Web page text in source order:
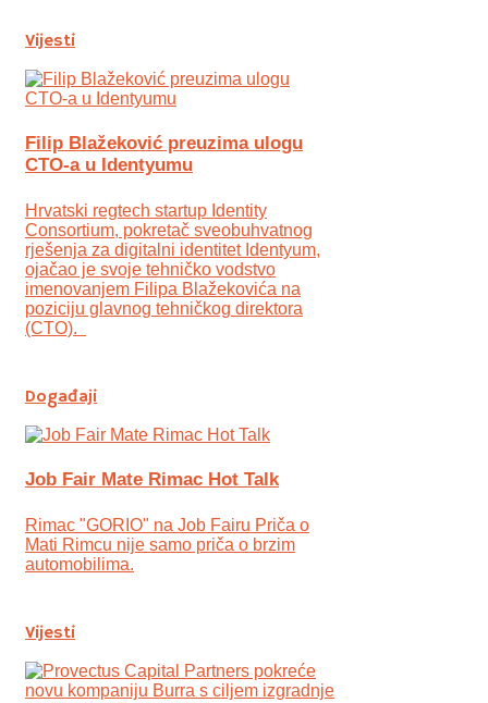
Vijesti
Filip Blažeković preuzima ulogu
CTO-a u Identyumu
Hrvatski regtech startup Identity
Consortium, pokretač sveobuhvatnog
rješenja za digitalni identitet Identyum,
ojаčao je svoje tehničko vodstvo
imenovanjem Filipa Blažekovića na
poziciju glavnog tehničkog direktora
(CTO).
Događaji
Job Fair Mate Rimac Hot Talk
Rimac "GORIO" na Job Fairu Priča o
Mati Rimcu nije samo priča o brzim
automobilima.
Vijesti